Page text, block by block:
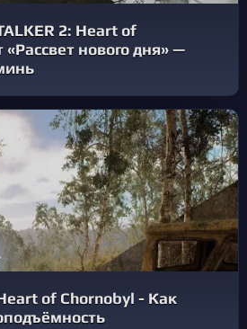
2: Heart of
«Рассвет нового дня» —
of Chornobyl - Как